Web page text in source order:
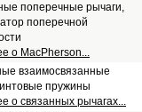
поперечные рычаги,
поперечной
о MacPherson...
взаимосвязанные
пружины
о связанных рычагах...